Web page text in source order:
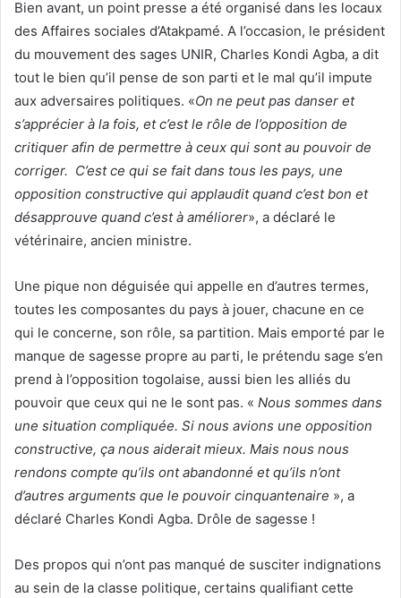
Bien avant, un point presse a été organisé dans les locaux
des Affaires sociales d’Atakpamé. A l’occasion, le président
du mouvement des sages UNIR, Charles Kondi Agba, a dit
tout le bien qu’il pense de son parti et le mal qu’il impute
aux adversaires politiques. «On ne peut pas danser et
s’apprécier à la fois, et c’est le rôle de l’opposition de
critiquer afin de permettre à ceux qui sont au pouvoir de
corriger. C’est ce qui se fait dans tous les pays, une
opposition constructive qui applaudit quand c’est bon et
désapprouve quand c’est à améliorer», a déclaré le
vétérinaire, ancien ministre.
Une pique non déguisée qui appelle en d’autres termes,
toutes les composantes du pays à jouer, chacune en ce
qui le concerne, son rôle, sa partition. Mais emporté par le
manque de sagesse propre au parti, le prétendu sage s’en
prend à l’opposition togolaise, aussi bien les alliés du
pouvoir que ceux qui ne le sont pas. « Nous sommes dans
une situation compliquée. Si nous avions une opposition
constructive, ça nous aiderait mieux. Mais nous nous
rendons compte qu’ils ont abandonné et qu’ils n’ont
d’autres arguments que le pouvoir cinquantenaire », a
déclaré Charles Kondi Agba. Drôle de sagesse !
Des propos qui n’ont pas manqué de susciter indignations
au sein de la classe politique, certains qualifiant cette